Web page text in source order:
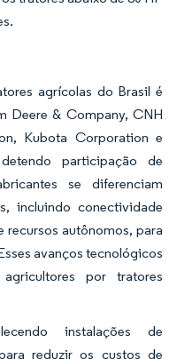
agrícolas do Brasil é
Deere & Company, CNH
Kubota Corporation e
participação de
se diferenciam
incluindo conectividade
autônomos, para
avanços tecnológicos
por tratores
instalações de
reduzir os custos de